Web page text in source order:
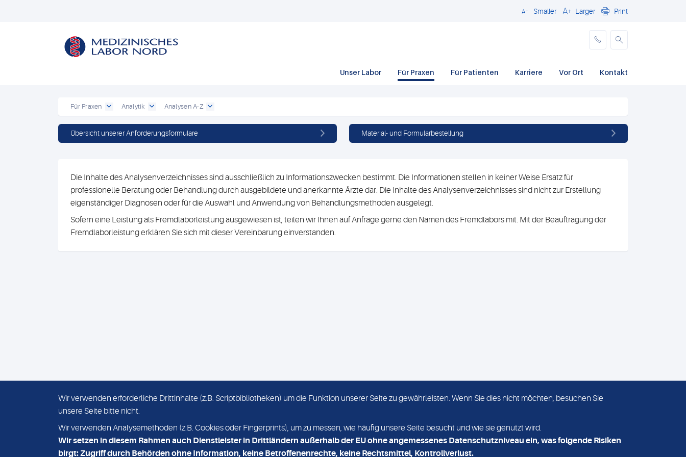
SchließenSmaller Larger Print
Unser Labor Für Praxen Für Patienten Karriere Vor Ort Kontakt
Für Praxen Analytik Analysen A-Z
Übersicht unserer Anforderungsformulare Material- und Formularbestellung
Die Inhalte des Analysenverzeichnisses sind ausschließlich zu Informationszwecken bestimmt. Die Informationen stellen in keiner Weise Ersatz für
professionelle Beratung oder Behandlung durch ausgebildete und anerkannte Ärzte dar. Die Inhalte des Analysenverzeichnisses sind nicht zur Erstellung
eigenständiger Diagnosen oder für die Auswahl und Anwendung von Behandlungsmethoden ausgelegt.
Sofern eine Leistung als Fremdlaborleistung ausgewiesen ist, teilen wir Ihnen auf Anfrage gerne den Namen des Fremdlabors mit. Mit der Beauftragung der
Fremdlaborleistung erklären Sie sich mit dieser Vereinbarung einverstanden.
IMPRESSUM
MVZ Medizinisches Labor
Nord MLN GmbH
Wir verwenden erforderliche Drittinhalte (z.B. Scriptbibliotheken) um die Funktion unserer Seite zu gewährleisten. Wenn Sie dies nicht möchten, besuchen Sie
unsere Seite bitte nicht.
Wir verwenden Analysemethoden (z.B. Cookies oder Fingerprints), um zu messen, wie häufig unsere Seite besucht und wie sie genutzt wird.
Wir setzen in diesem Rahmen auch Dienstleister in Drittländern außerhalb der EU ohne angemessenes Datenschutzniveau ein, was folgende Risiken
birgt: Zugriff durch Behörden ohne Information, keine Betroffenenrechte, keine Rechtsmittel, Kontrollverlust.